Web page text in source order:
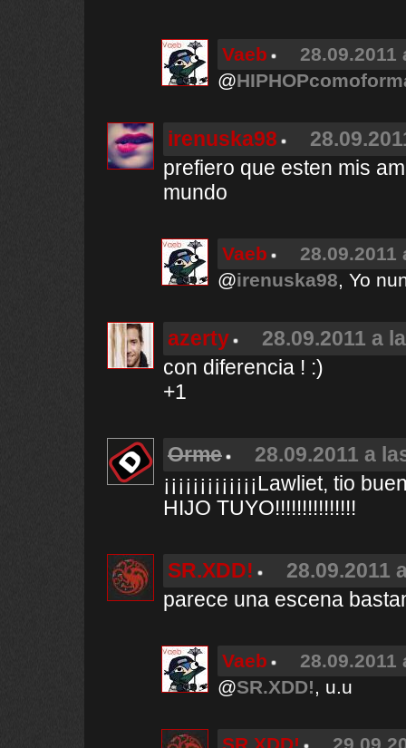
Vaeb
28.09.2011
@
irenuska98
prefiero que esten mis
mundo
Vaeb
28.09.2011
@irenuska98, Yo
azerty
28.09.2011 a
con diferencia ! :)
+1
Orme
28.09.2011 a
¡¡¡¡¡¡¡¡¡¡¡¡¡Lawliet, tio
HIJO TUYO!!!!!!!!!!!!!!!
SR.XDD!
28.09.2011
parece una escena
Vaeb
28.09.2011
@SR.XDD!, u.u